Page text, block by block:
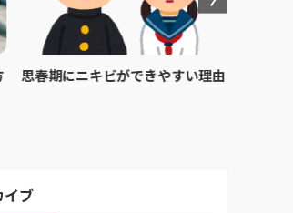
思春期にニキビができやすい理由
イブ